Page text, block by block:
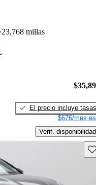
23,768 millas
El precio incluye tasas
$676/mes
Verif. disponibilidad